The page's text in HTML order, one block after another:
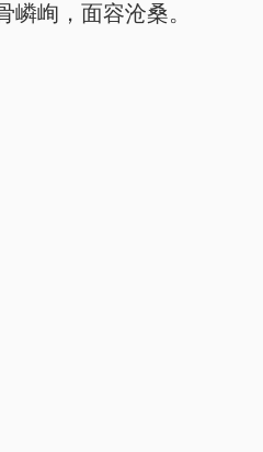
峋，面容沧桑。